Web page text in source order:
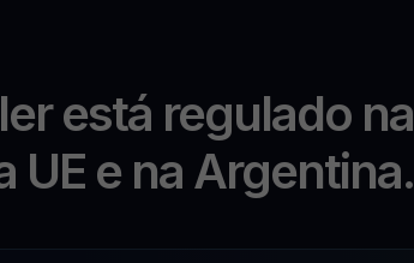
está regulado na
UE e na Argentina.